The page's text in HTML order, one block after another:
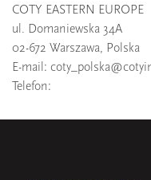
COTY EASTERN EUROPE
ul. Domaniewska 34A
02-672 Warszawa, Polska
E-mail:
Telefon: